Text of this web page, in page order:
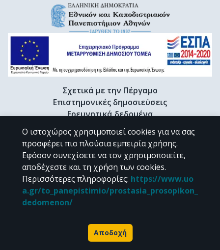
Σχετικά με την Πέργαμο
Επιστημονικές δημοσιεύσεις
Ερευνητικά δεδομένα
Διδακτορικές διατριβές & Γκρίζα βιβλιογραφία
Προφίλ Ερευνητή
CC BY-NC 4.0
Εκτός αν αναφέρεται διαφορετικά, το υλικό της "Περγάμου" διατίθεται
Powered by
Ο ιστοχώρος χρησιμοποιεί cookies για να σας
προσφέρει πιο πλούσια εμπειρία χρήσης.
Εφόσον συνεχίσετε να τον χρησιμοποιείτε,
αποδέχεστε και τη χρήση των cookies.
Περισσότερες πληροφορίες: https://www.uo
a.gr/to_panepistimio/prostasia_prosopikon_
dedomenon/
Αποδοχή